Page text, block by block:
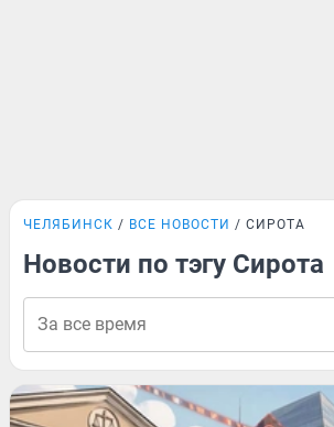
ЧЕЛЯБИНСК ВСЕ НОВОСТИ СИРОТА
Новости по тэгу Сирота